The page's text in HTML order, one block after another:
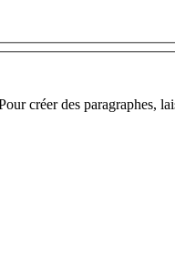
créer des paragraphes,